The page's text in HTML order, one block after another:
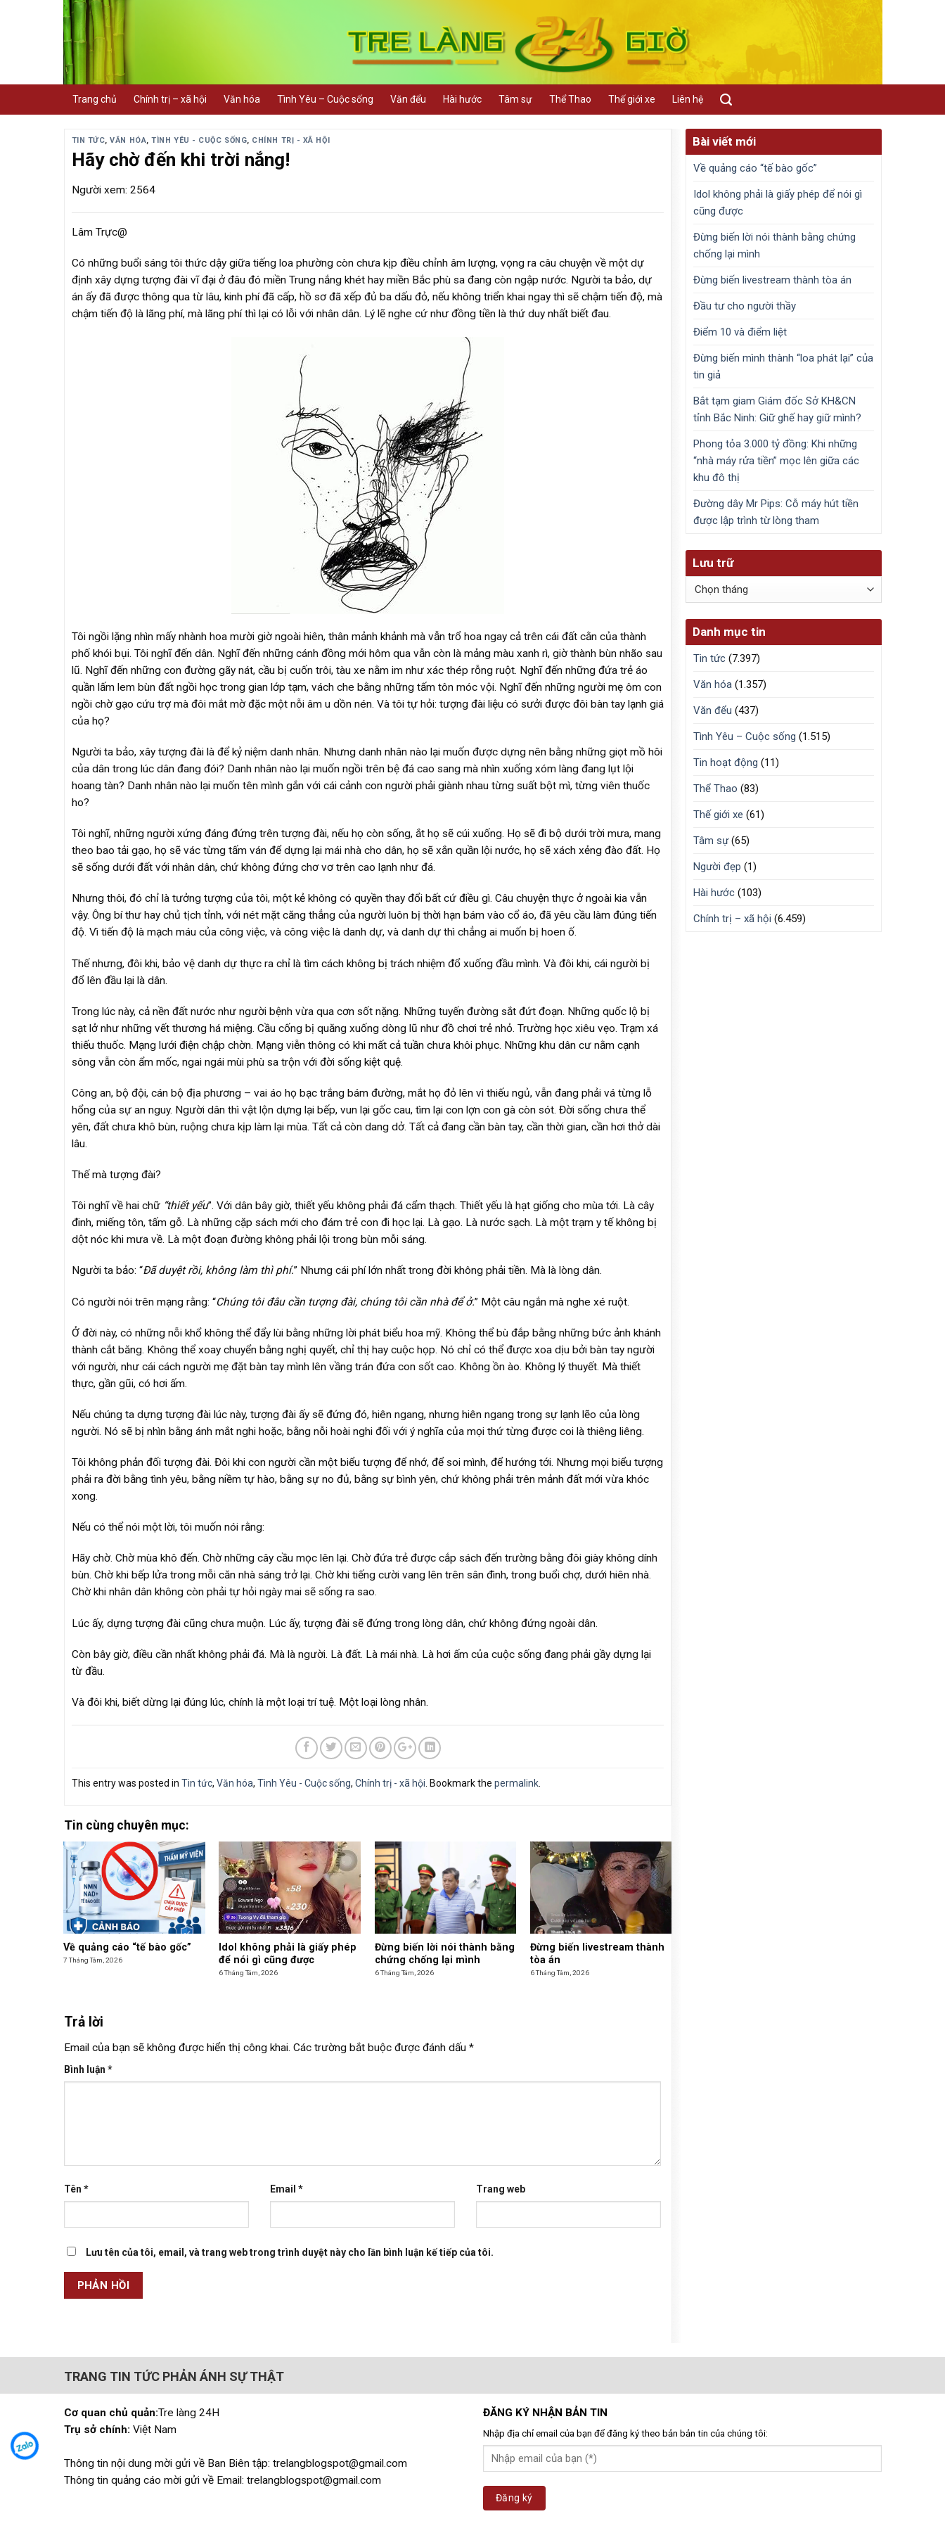
Trang chủ Chính trị – xã hội Văn hóa Tình Yêu – Cuộc sống Văn đểu Hài hước Tâm sự Thể Thao Thế giới xe Liên hệ
TIN TỨC,VĂN HÓA,TÌNH YÊU - CUỘC SỐNG, CHÍNH TRỊ - XÃ HỘI
Hãy chờ đến khi trời nắng!
Người xem: 2564
Lâm Trực@
Có những buổi sáng tôi thức dậy giữa tiếng loa phường còn chưa kịp điều chỉnh âm lượng, vọng ra câu chuyện về một dự
định xây dựng tượng đài vĩ đại ở đâu đó miền Trung nắng khét hay miền Bắc phù sa đang còn ngập nước. Người ta bảo, dự
án ấy đã được thông qua từ lâu, kinh phí đã cấp, hồ sơ đã xếp đủ ba dấu đỏ, nếu không triển khai ngay thì sẽ chậm tiến độ, mà
chậm tiến độ là lãng phí, mà lãng phí thì lại có lỗi với nhân dân. Lý lẽ nghe cứ như đồng tiền là thứ duy nhất biết đau.
Tôi ngồi lặng nhìn mấy nhành hoa mười giờ ngoài hiên, thân mảnh khảnh mà vẫn trổ hoa ngay cả trên cái đất cằn của thành
phố khói bụi. Tôi nghĩ đến dân. Nghĩ đến những cánh đồng mới hôm qua vẫn còn là mảng màu xanh rì, giờ thành bùn nhão sau
lũ. Nghĩ đến những con đường gãy nát, cầu bị cuốn trôi, tàu xe nằm im như xác thép rỗng ruột. Nghĩ đến những đứa trẻ áo
quần lấm lem bùn đất ngồi học trong gian lớp tạm, vách che bằng những tấm tôn móc vội. Nghĩ đến những người mẹ ôm con
ngồi chờ gạo cứu trợ mà đôi mắt mờ đặc một nỗi âm u dồn nén. Và tôi tự hỏi: tượng đài liệu có sưởi được đôi bàn tay lạnh giá
của họ?
Người ta bảo, xây tượng đài là để kỷ niệm danh nhân. Nhưng danh nhân nào lại muốn được dựng nên bằng những giọt mồ hôi
của dân trong lúc dân đang đói? Danh nhân nào lại muốn ngồi trên bệ đá cao sang mà nhìn xuống xóm làng đang lụt lội
hoang tàn? Danh nhân nào lại muốn tên mình gắn với cái cảnh con người phải giành nhau từng suất bột mì, từng viên thuốc
ho?
Tôi nghĩ, những người xứng đáng đứng trên tượng đài, nếu họ còn sống, ắt họ sẽ cúi xuống. Họ sẽ đi bộ dưới trời mưa, mang
theo bao tải gạo, họ sẽ vác từng tấm ván để dựng lại mái nhà cho dân, họ sẽ xắn quần lội nước, họ sẽ xách xẻng đào đất. Họ
sẽ sống dưới đất với nhân dân, chứ không đứng chơ vơ trên cao lạnh như đá.
Nhưng thôi, đó chỉ là tưởng tượng của tôi, một kẻ không có quyền thay đổi bất cứ điều gì. Câu chuyện thực ở ngoài kia vẫn
vậy. Ông bí thư hay chủ tịch tỉnh, với nét mặt căng thẳng của người luôn bị thời hạn bám vào cổ áo, đã yêu cầu làm đúng tiến
độ. Vì tiến độ là mạch máu của công việc, và công việc là danh dự, và danh dự thì chẳng ai muốn bị hoen ố.
Thế nhưng, đôi khi, bảo vệ danh dự thực ra chỉ là tìm cách không bị trách nhiệm đổ xuống đầu mình. Và đôi khi, cái người bị
đổ lên đầu lại là dân.
Trong lúc này, cả nền đất nước như người bệnh vừa qua cơn sốt nặng. Những tuyến đường sắt đứt đoạn. Những quốc lộ bị
sạt lở như những vết thương há miệng. Cầu cống bị quăng xuống dòng lũ như đồ chơi trẻ nhỏ. Trường học xiêu vẹo. Trạm xá
thiếu thuốc. Mạng lưới điện chập chờn. Mạng viễn thông có khi mất cả tuần chưa khôi phục. Những khu dân cư nằm cạnh
sông vẫn còn ẩm mốc, ngai ngái mùi phù sa trộn với đời sống kiệt quệ.
Công an, bộ đội, cán bộ địa phương – vai áo họ bạc trắng bám đường, mắt họ đỏ lên vì thiếu ngủ, vẫn đang phải vá từng lỗ
hổng của sự an nguy. Người dân thì vật lộn dựng lại bếp, vun lại gốc cau, tìm lại con lợn con gà còn sót. Đời sống chưa thể
yên, đất chưa khô bùn, ruộng chưa kịp làm lại mùa. Tất cả còn dang dở. Tất cả đang cần bàn tay, cần thời gian, cần hơi thở dài
lâu.
Thế mà tượng đài?
Tôi nghĩ về hai chữ “thiết yếu”. Với dân bây giờ, thiết yếu không phải đá cẩm thạch. Thiết yếu là hạt giống cho mùa tới. Là cây
đinh, miếng tôn, tấm gỗ. Là những cặp sách mới cho đám trẻ con đi học lại. Là gạo. Là nước sạch. Là một trạm y tế không bị
dột nóc khi mưa về. Là một đoạn đường không phải lội trong bùn mỗi sáng.
Người ta bảo: “Đã duyệt rồi, không làm thì phí.” Nhưng cái phí lớn nhất trong đời không phải tiền. Mà là lòng dân.
Có người nói trên mạng rằng: “Chúng tôi đâu cần tượng đài, chúng tôi cần nhà để ở.” Một câu ngắn mà nghe xé ruột.
Ở đời này, có những nỗi khổ không thể đẩy lùi bằng những lời phát biểu hoa mỹ. Không thể bù đắp bằng những bức ảnh khánh
thành cắt băng. Không thể xoay chuyển bằng nghị quyết, chỉ thị hay cuộc họp. Nó chỉ có thể được xoa dịu bởi bàn tay người
với người, như cái cách người mẹ đặt bàn tay mình lên vầng trán đứa con sốt cao. Không ồn ào. Không lý thuyết. Mà thiết
thực, gần gũi, có hơi ấm.
Nếu chúng ta dựng tượng đài lúc này, tượng đài ấy sẽ đứng đó, hiên ngang, nhưng hiên ngang trong sự lạnh lẽo của lòng
người. Nó sẽ bị nhìn bằng ánh mắt nghi hoặc, bằng nỗi hoài nghi đối với ý nghĩa của mọi thứ từng được coi là thiêng liêng.
Tôi không phản đối tượng đài. Đôi khi con người cần một biểu tượng để nhớ, để soi mình, để hướng tới. Nhưng mọi biểu tượng
phải ra đời bằng tình yêu, bằng niềm tự hào, bằng sự no đủ, bằng sự bình yên, chứ không phải trên mảnh đất mới vừa khóc
xong.
Nếu có thể nói một lời, tôi muốn nói rằng:
Hãy chờ. Chờ mùa khô đến. Chờ những cây cầu mọc lên lại. Chờ đứa trẻ được cắp sách đến trường bằng đôi giày không dính
bùn. Chờ khi bếp lửa trong mỗi căn nhà sáng trở lại. Chờ khi tiếng cười vang lên trên sân đình, trong buổi chợ, dưới hiên nhà.
Chờ khi nhân dân không còn phải tự hỏi ngày mai sẽ sống ra sao.
Lúc ấy, dựng tượng đài cũng chưa muộn. Lúc ấy, tượng đài sẽ đứng trong lòng dân, chứ không đứng ngoài dân.
Còn bây giờ, điều cần nhất không phải đá. Mà là người. Là đất. Là mái nhà. Là hơi ấm của cuộc sống đang phải gầy dựng lại
từ đầu.
Và đôi khi, biết dừng lại đúng lúc, chính là một loại trí tuệ. Một loại lòng nhân.
This entry was posted in Tin tức, Văn hóa, Tình Yêu - Cuộc sống, Chính trị - xã hội. Bookmark the permalink.
Tin cùng chuyên mục:
Về quảng cáo “tế bào gốc”
7 Tháng Tám, 2026
Idol không phải là giấy phép
để nói gì cũng được
6 Tháng Tám, 2026
Đừng biến lời nói thành bằng
chứng chống lại mình
6 Tháng Tám, 2026
Đừng biến livestream thành
tòa án
6 Tháng Tám, 2026
Trả lời
Email của bạn sẽ không được hiển thị công khai. Các trường bắt buộc được đánh dấu *
Bình luận *
Tên * Email * Trang web
Lưu tên của tôi, email, và trang web trong trình duyệt này cho lần bình luận kế tiếp của tôi.
Bài viết mới
Về quảng cáo “tế bào gốc”
Idol không phải là giấy phép để nói gì
cũng được
Đừng biến lời nói thành bằng chứng
chống lại mình
Đừng biến livestream thành tòa án
Đầu tư cho người thầy
Điểm 10 và điểm liệt
Đừng biến mình thành “loa phát lại” của
tin giả
Bắt tạm giam Giám đốc Sở KH&CN
tỉnh Bắc Ninh: Giữ ghế hay giữ mình?
Phong tỏa 3.000 tỷ đồng: Khi những
“nhà máy rửa tiền” mọc lên giữa các
khu đô thị
Đường dây Mr Pips: Cỗ máy hút tiền
được lập trình từ lòng tham
Lưu trữ
Lưu
Danh mục tin
Tin tức (7.397)
Văn hóa (1.357)
Văn đểu (437)
Tình Yêu – Cuộc sống (1.515)
Tin hoạt động (11)
Thể Thao (83)
Thế giới xe (61)
Tâm sự(65)
Người đẹp (1)
Hài hước (103)
Chính trị – xã hội (6.459)
TRANG TIN TỨC PHẢN ÁNH SỰ THẬT
Cơ quan chủ quản:Tre làng 24H
Trụ sở chính: Việt Nam
Thông tin nội dung mời gửi về Ban Biên tập: trelangblogspot@gmail.com
Thông tin quảng cáo mời gửi về Email: trelangblogspot@gmail.com
ĐĂNG KÝ NHẬN BẢN TIN
Nhập địa chỉ email của bạn để đăng ký theo bản bản tin của chúng tôi: